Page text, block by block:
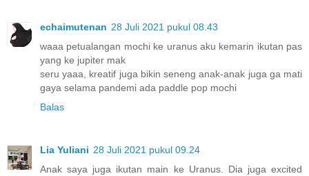
echaimutenan 28 Juli 2021 pukul 08.43
waaa petualangan mochi ke uranus aku kemarin ikutan pas
yang ke jupiter mak
seru yaaa, kreatif juga bikin seneng anak-anak juga ga mati
gaya selama pandemi ada paddle pop mochi
Balas
Lia Yuliani 28 Juli 2021 pukul 09.24
Anak saya juga ikutan main ke Uranus. Dia juga excited